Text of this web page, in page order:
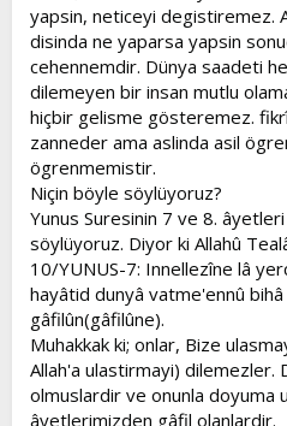
yapsin, neticeyi degistiremez.
disinda ne yaparsa yapsin
cehennemdir. Dünya saadeti
dilemeyen bir insan mutlu
hiçbir gelisme gösteremez.
zanneder ama aslinda asil
ögrenmemistir.
Niçin böyle söylüyoruz?
Yunus Suresinin 7 ve 8.
söylüyoruz. Diyor ki Allahû
10/YUNUS-7: Innellezîne lâ
hayâtid dunyâ vatme'ennû
gâfilûn(gâfilûne).
Muhakkak ki; onlar, Bize
Allah'a ulastirmayi) dilemezler.
olmuslardir ve onunla doyuma
âyetlerimizden gâfil olanlardir.